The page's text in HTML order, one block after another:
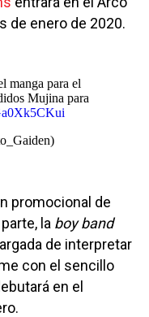
de enero de 2020.
manga para el
Mujina para
promocional de
la boy band
de interpretar
con el sencillo
en el